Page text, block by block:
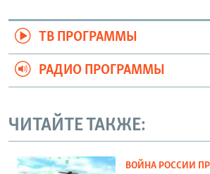
ТВ ПРОГРАММЫ
РАДИО ПРОГРАММЫ
ЧИТАЙТЕ ТАКЖЕ:
ВОЙНА РОССИИ